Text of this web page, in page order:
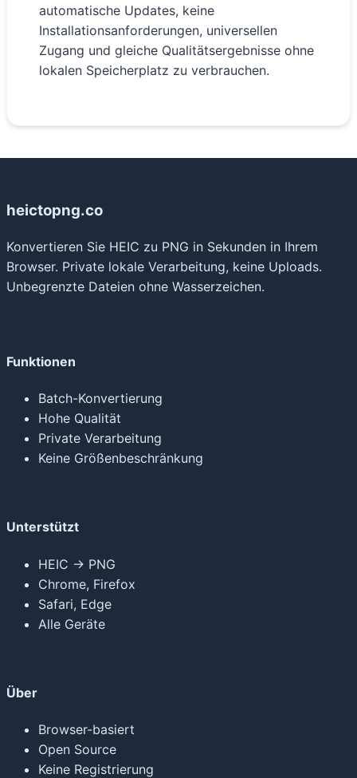
automatische Updates, keine
Installationsanforderungen, universellen
Zugang und gleiche Qualitätsergebnisse ohne
lokalen Speicherplatz zu verbrauchen.
heictopng.co
Konvertieren Sie HEIC zu PNG in Sekunden in Ihrem
Browser. Private lokale Verarbeitung, keine Uploads.
Unbegrenzte Dateien ohne Wasserzeichen.
Funktionen
Batch-Konvertierung
Hohe Qualität
Private Verarbeitung
Keine Größenbeschränkung
Unterstützt
HEIC → PNG
Chrome, Firefox
Safari, Edge
Alle Geräte
Über
Browser-basiert
Open Source
Keine Registrierung